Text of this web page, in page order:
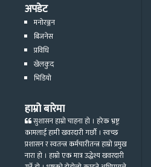
अपडेट
मनोरञ्जन
बिजनेस
प्रविधि
खेलकुद
भिडियो
हाम्रो बारेमा
सुशासन हाम्रो चाहना हो । हरेक भ्रष्ट्र
कामलाई हामी खवरदारी गर्छौ । स्वच्छ
प्रशासन र स्वतन्त्र कर्मचारीतन्त्र हाम्रो प्रमुख
नारा हो । हाम्रो एक मात्र उद्धेश्य खवरदारी